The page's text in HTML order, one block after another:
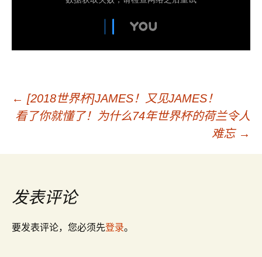
文
章
导
航
← [2018世界杯]JAMES！又见JAMES！
看了你就懂了！为什么74年世界杯的荷兰令人
难忘 →
发表评论
要发表评论，您必须先登录。